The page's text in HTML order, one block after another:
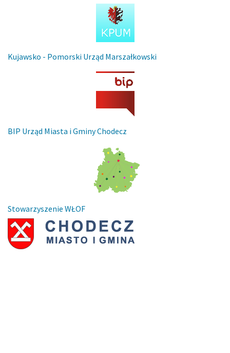
Kujawsko - Pomorski Urząd Marszałkowski
BIP Urząd Miasta i Gminy Chodecz
Stowarzyszenie WŁOF